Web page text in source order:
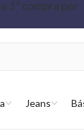
Jeans